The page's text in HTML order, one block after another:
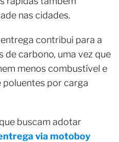
nas cidades.
contribui para a
de carbono, uma vez que
menos combustível e
por carga
buscam adotar
via motoboy